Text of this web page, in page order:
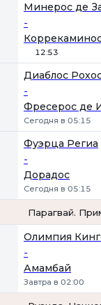
Минерос де
-
12:53
Диаблос
-
Фресерос де
Сегодня в 05:15
Фуэрца Региа
-
Дорадос
Сегодня в 05:15
Парагвай.
Олимпия
-
Амамбай
Завтра в 02:00